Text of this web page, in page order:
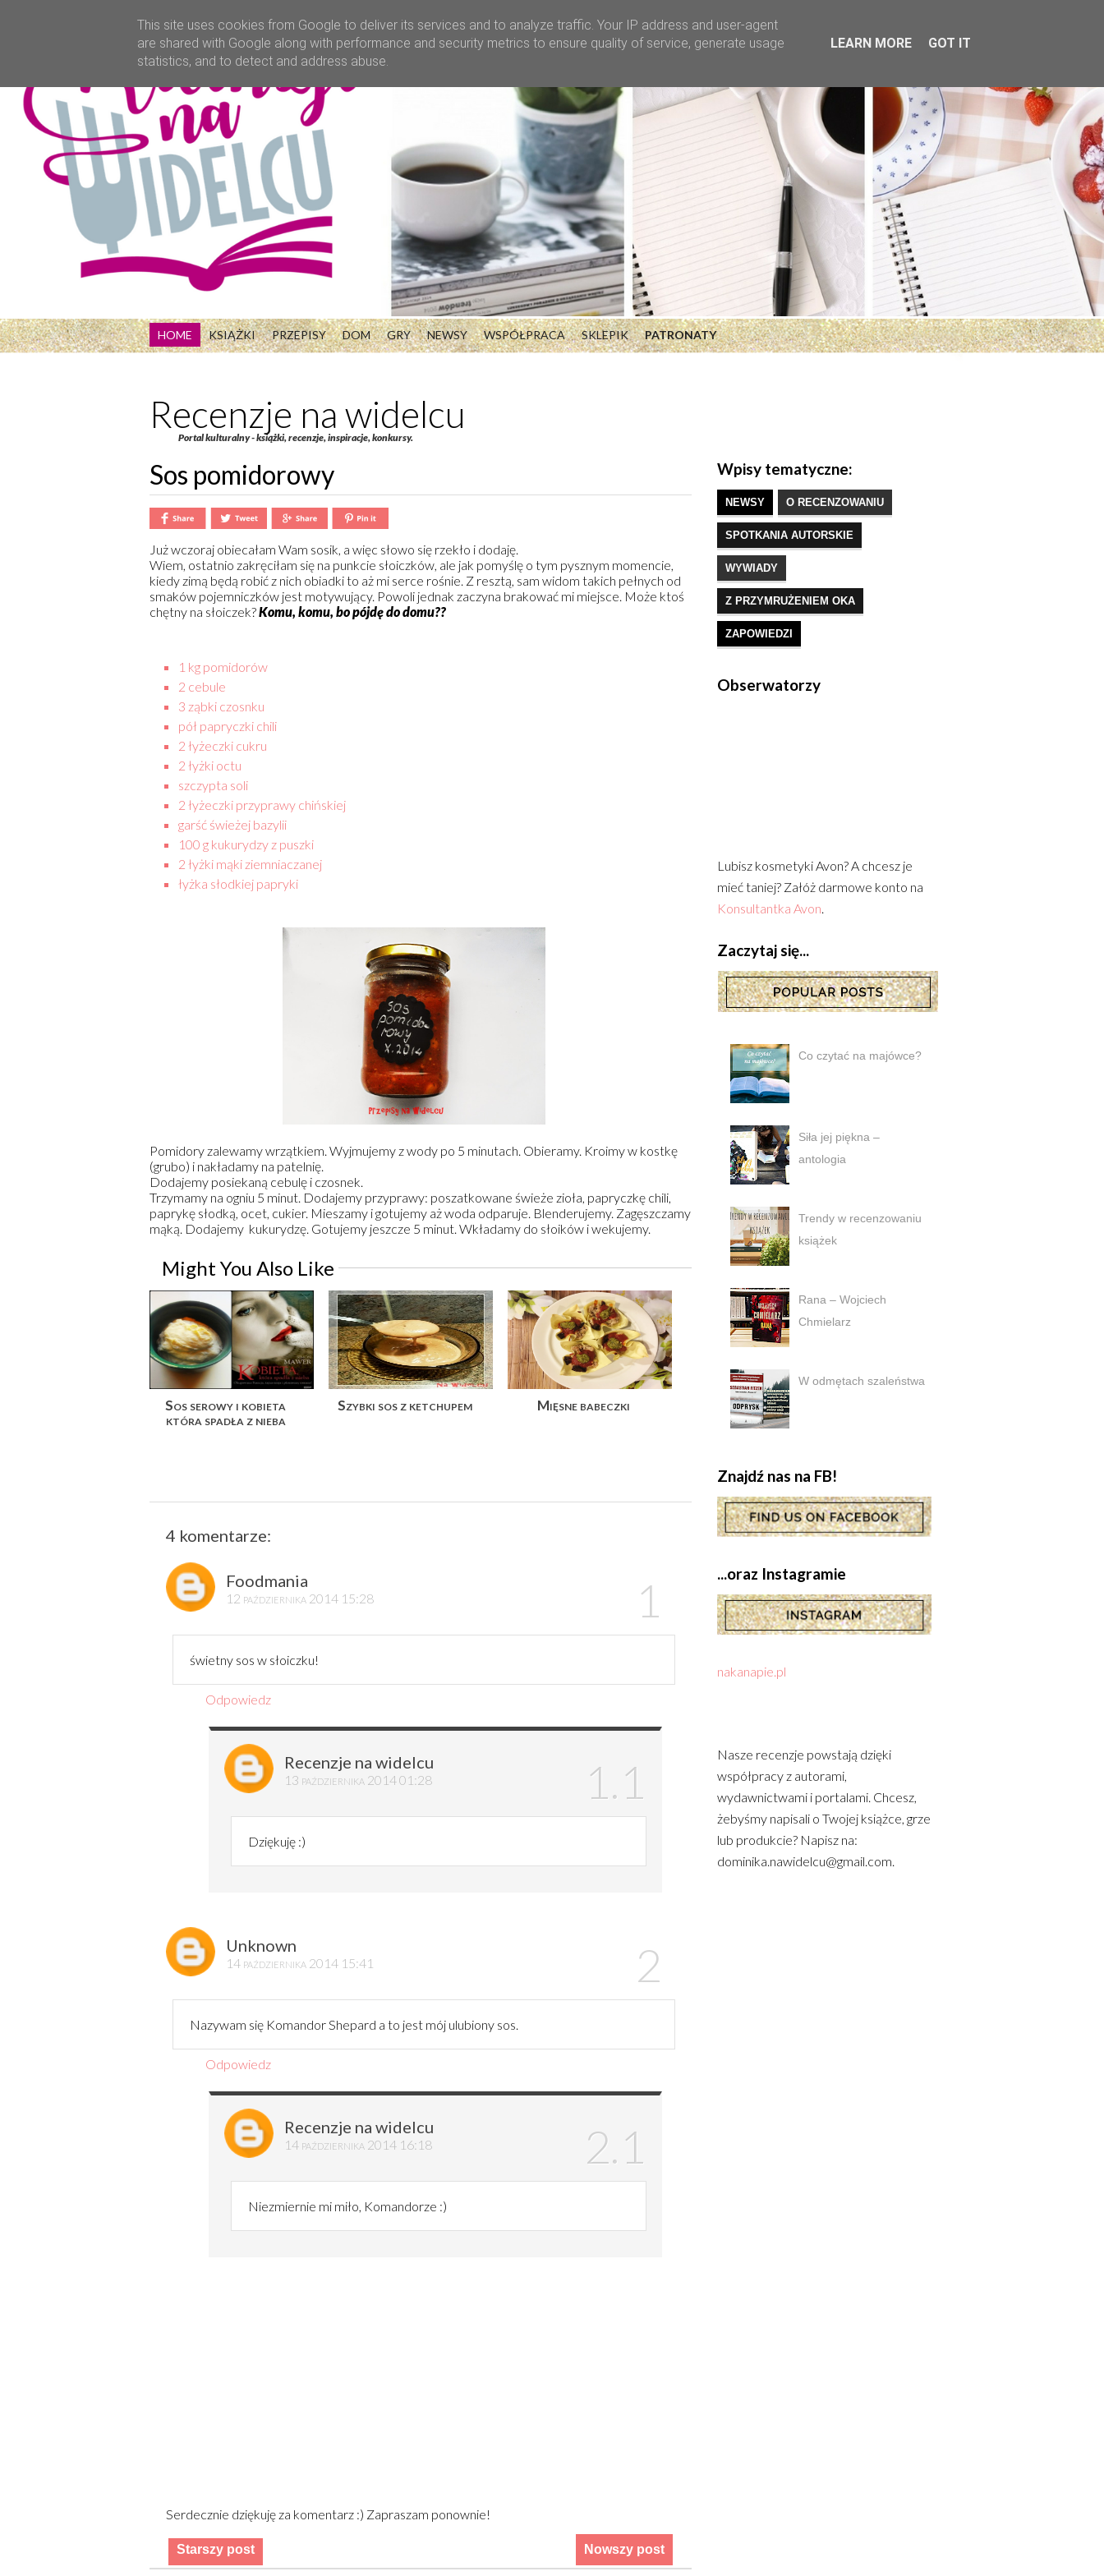
HOME KSIĄŻKI PRZEPISY DOM GRY NEWSY WSPÓŁPRACA SKLEPIK PATRONATY
Recenzje na widelcu
Portal kulturalny - książki, recenzje, inspiracje, konkursy.
Sos pomidorowy
Już wczoraj obiecałam Wam sosik, a więc słowo się rzekło i dodaję.
Wiem, ostatnio zakręciłam się na punkcie słoiczków, ale jak pomyślę o tym pysznym momencie,
kiedy zimą będą robić z nich obiadki to aż mi serce rośnie. Z resztą, sam widom takich pełnych od
smaków pojemniczków jest motywujący. Powoli jednak zaczyna brakować mi miejsce. Może ktoś
chętny na słoiczek?Komu, komu, bo pójdę do domu??
1 kg pomidorów
2 cebule
3 ząbki czosnku
pół papryczki chili
2 łyżeczki cukru
2 łyżki octu
szczypta soli
2 łyżeczki przyprawy chińskiej
garść świeżej bazylii
100 g kukurydzy z puszki
2 łyżki mąki ziemniaczanej
łyżka słodkiej papryki
Pomidory zalewamy wrzątkiem. Wyjmujemy z wody po 5 minutach. Obieramy. Kroimy w kostkę
(grubo) i nakładamy na patelnię.
Dodajemy posiekaną cebulę i czosnek.
Trzymamy na ogniu 5 minut. Dodajemy przyprawy: poszatkowane świeże zioła, papryczkę chili,
paprykę słodką, ocet, cukier. Mieszamy i gotujemy aż woda odparuje. Blenderujemy. Zagęszczamy
mąką. Dodajemy kukurydzę. Gotujemy jeszcze 5 minut. Wkładamy do słoików i wekujemy.
Might You Also Like
Sos serowy i kobieta
która spadła z nieba
Szybki sos z ketchupem Mięsne babeczki
4 komentarze:
Foodmania
12 października 2014 15:28
świetny sos w słoiczku!
Odpowiedz
Recenzje na widelcu
13 października 2014 01:28
Dziękuję :)
Unknown
14 października 2014 15:41
Nazywam się Komandor Shepard a to jest mój ulubiony sos.
Odpowiedz
Recenzje na widelcu
14 października 2014 16:18
Niezmiernie mi miło, Komandorze :)
Serdecznie dziękuję za komentarz :) Zapraszam ponownie!
Nowszy post
Starszy post
Wpisy tematyczne:
NEWSY O RECENZOWANIU
SPOTKANIA AUTORSKIE
WYWIADY
Z PRZYMRUŻENIEM OKA
ZAPOWIEDZI
Obserwatorzy
Lubisz kosmetyki Avon? A chcesz je
mieć taniej? Załóż darmowe konto na
Konsultantka Avon.
Zaczytaj się...
Co czytać na majówce?
Siła jej piękna –
antologia
Trendy w recenzowaniu
książek
Rana – Wojciech
Chmielarz
W odmętach szaleństwa
Znajdź nas na FB!
...oraz Instagramie
nakanapie.pl
Nasze recenzje powstają dzięki
współpracy z autorami,
wydawnictwami i portalami. Chcesz,
żebyśmy napisali o Twojej książce, grze
lub produkcie? Napisz na:
dominika.nawidelcu@gmail.com.
This site uses cookies from Google to deliver its services and to analyze traffic. Your IP address and user-agent
are shared with Google along with performance and security metrics to ensure quality of service, generate usage
statistics, and to detect and address abuse.
LEARN MORE GOT IT